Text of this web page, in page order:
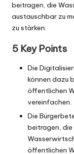
beitragen, die
austauschbar zu
zu stärken.
5 Key Points
Die
können dazu
öffentlichen
vereinfachen.
Die
beitragen,
öffentlichen